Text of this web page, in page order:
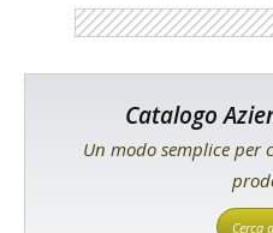
Catalogo
Un modo semplice per
Cerca